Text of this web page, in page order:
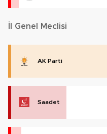
İl Genel Meclisi
AK Parti
Saadet